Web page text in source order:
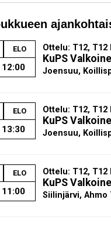
ELO
12:00
Ottelu: T12, T12
KuPS
Joensuu,
ELO
13:30
Ottelu: T12, T12
KuPS
Joensuu,
ELO
11:00
Ottelu: T12, T12
KuPS
Siilinjärvi, Ahmo